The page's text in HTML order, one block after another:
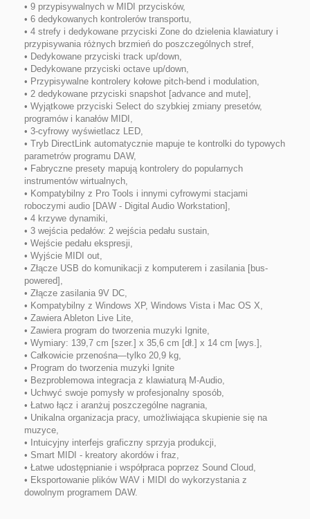
• 9 przypisywalnych w MIDI przycisków,
• 6 dedykowanych kontrolerów transportu,
• 4 strefy i dedykowane przyciski Zone do dzielenia klawiatury i
przypisywania różnych brzmień do poszczególnych stref,
• Dedykowane przyciski track up/down,
• Dedykowane przyciski octave up/down,
• Przypisywalne kontrolery kołowe pitch-bend i modulation,
• 2 dedykowane przyciski snapshot [advance and mute],
• Wyjątkowe przyciski Select do szybkiej zmiany presetów,
programów i kanałów MIDI,
• 3-cyfrowy wyświetlacz LED,
• Tryb DirectLink automatycznie mapuje te kontrolki do typowych
parametrów programu DAW,
• Fabryczne presety mapują kontrolery do popularnych
instrumentów wirtualnych,
• Kompatybilny z Pro Tools i innymi cyfrowymi stacjami
roboczymi audio [DAW - Digital Audio Workstation],
• 4 krzywe dynamiki,
• 3 wejścia pedałów: 2 wejścia pedału sustain,
• Wejście pedału ekspresji,
• Wyjście MIDI out,
• Złącze USB do komunikacji z komputerem i zasilania [bus-
powered],
• Złącze zasilania 9V DC,
• Kompatybilny z Windows XP, Windows Vista i Mac OS X,
• Zawiera Ableton Live Lite,
• Zawiera program do tworzenia muzyki Ignite,
• Wymiary: 139,7 cm [szer.] x 35,6 cm [dł.] x 14 cm [wys.],
• Całkowicie przenośna—tylko 20,9 kg,
• Program do tworzenia muzyki Ignite
• Bezproblemowa integracja z klawiaturą M-Audio,
• Uchwyć swoje pomysły w profesjonalny sposób,
• Łatwo łącz i aranżuj poszczególne nagrania,
• Unikalna organizacja pracy, umożliwiająca skupienie się na
muzyce,
• Intuicyjny interfejs graficzny sprzyja produkcji,
• Smart MIDI - kreatory akordów i fraz,
• Łatwe udostępnianie i współpraca poprzez Sound Cloud,
• Eksportowanie plików WAV i MIDI do wykorzystania z
dowolnym programem DAW.